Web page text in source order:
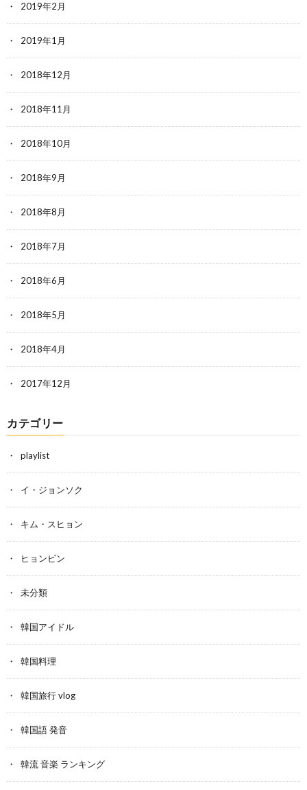
2019年2月
2019年1月
2018年12月
2018年11月
2018年10月
2018年9月
2018年8月
2018年7月
2018年6月
2018年5月
2018年4月
2017年12月
カテゴリー
playlist
イ・ジョンソク
キム・スヒョン
ヒョンビン
未分類
韓国アイドル
韓国料理
韓国旅行 vlog
韓国語 発音
韓流 音楽 ランキング